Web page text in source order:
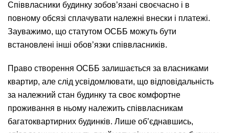
Співвласники будинку зобов’язані своєчасно і в
повному обсязі сплачувати належні внески і платежі.
Зауважимо, що статутом ОСББ можуть бути
встановлені інші обов’язки співвласників.
Право створення ОСББ залишається за власниками
квартир, але слід усвідомлювати, що відповідальність
за належний стан будинку та своє комфортне
проживання в ньому належить співвласникам
багатоквартирних будинків. Лише об’єднавшись,